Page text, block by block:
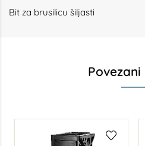
Bit za brusilicu šiljasti